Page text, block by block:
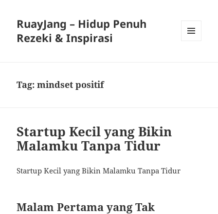
RuayJang – Hidup Penuh
Rezeki & Inspirasi
Tag:mindset positif
Startup Kecil yang Bikin
Malamku Tanpa Tidur
Startup Kecil yang Bikin Malamku Tanpa Tidur
Malam Pertama yang Tak